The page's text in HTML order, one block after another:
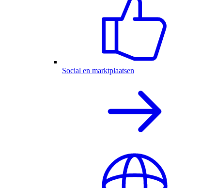
Social en marktplaatsen